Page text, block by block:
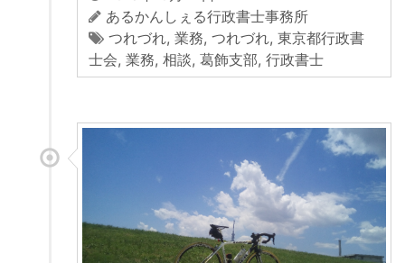
あるかんしぇる行政書士事務所
つれづれ, 業務, つれづれ, 東京都行政書
士会, 業務, 相談, 葛飾支部, 行政書士